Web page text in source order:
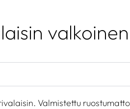
valkoinen
Valmistettu